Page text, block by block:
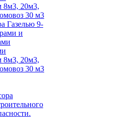
Газелью 9-
и
8м3, 20м3,
30 м3